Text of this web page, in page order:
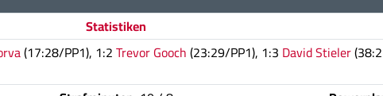
Statistiken
(17:28/PP1), 1:2Trevor Gooch(23:29/PP1), 1:3 David Stieler